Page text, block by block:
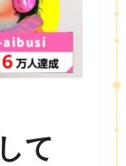
て